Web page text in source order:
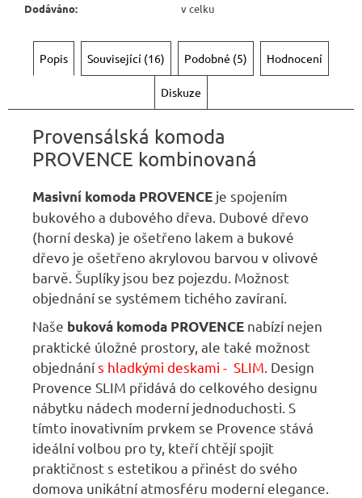
Dodáváno: v celku
Popis Související (16) Podobné (5) Hodnocení
Diskuze
Provensálská komoda
PROVENCE kombinovaná
Masivní komoda PROVENCE je spojením
bukového a dubového dřeva. Dubové dřevo
(horní deska) je ošetřeno lakem a bukové
dřevo je ošetřeno akrylovou barvou v olivové
barvě. Šuplíky jsou bez pojezdu. Možnost
objednání se systémem tichého zavíraní.
Naše buková komoda PROVENCE nabízí nejen
praktické úložné prostory, ale také možnost
objednánís hladkými deskami - SLIM. Design
Provence SLIM přidává do celkového designu
nábytku nádech moderní jednoduchosti. S
tímto inovativním prvkem se Provence stává
ideální volbou pro ty, kteří chtějí spojit
praktičnost s estetikou a přinést do svého
domova unikátní atmosféru moderní elegance.